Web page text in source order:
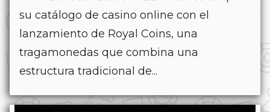
su catálogo de casino online con el
lanzamiento de Royal Coins, una
tragamonedas que combina una
estructura tradicional de...